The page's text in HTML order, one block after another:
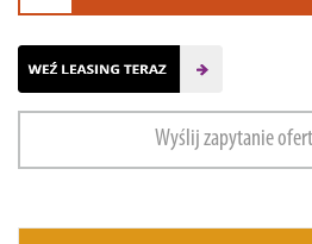
Wyślij zapytanie